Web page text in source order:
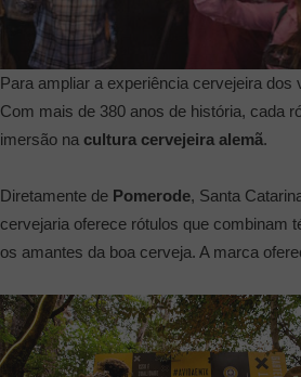
Para ampliar a experiência cervejeira
Com mais de 380 anos de história, cada
imersão na cultura cervejeira alemã.
Diretamente de Pomerode, Santa
cervejaria oferece rótulos que combinam
os amantes da boa cerveja. A marca